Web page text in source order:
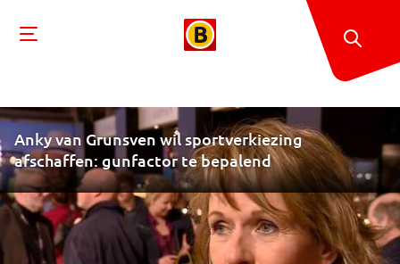
Anky van Grunsven wil sportverkiezing
afschaffen: gunfactor te bepalend